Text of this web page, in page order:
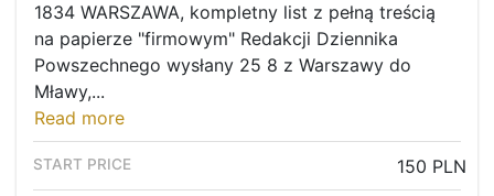
1834 WARSZAWA, kompletny list z pełną treścią
na papierze "firmowym" Redakcji Dziennika
Powszechnego wysłany 25 8 z Warszawy do
Mławy,...
Read more
150 PLN